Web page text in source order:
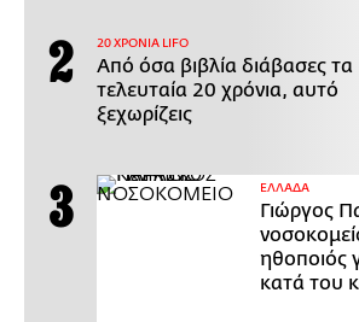
20 ΧΡΟΝΙΑ LIFO
Από όσα βιβλία διάβασες τα
τελευταία 20 χρόνια, αυτό
ξεχωρίζεις
ΕΛΛΑΔΑ
Γιώργος
ηθοποιός
κατά του